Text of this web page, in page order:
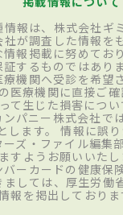
報は、株式会社ギ
が調査した情報を
報掲載に努めてお
証するものではあり
機関へ受診を希望
医療機関に直接ご確
て生じた損害につ
パニー株式会社で
します。 情報に誤
ズ・ファイル編集
すようお願いいたし
ーカードの健康保
しては、厚生労働
報を掲出しておりま